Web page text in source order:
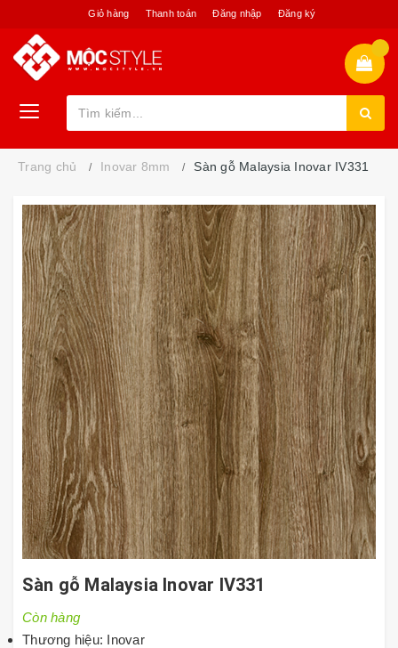
Giỏ hàng Thanh toán Đăng nhập Đăng ký
Trang chủ Inovar 8mm Sàn gỗ Malaysia Inovar IV331
Sàn gỗ Malaysia Inovar IV331
Còn hàng
Thương hiệu: Inovar